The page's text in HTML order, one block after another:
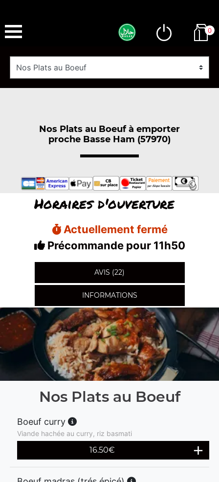
0
Nos Plats au Boeuf à emporter
proche Basse Ham (57970)
Horaires d'ouverture
Actuellement fermé
Précommande pour 11h50
AVIS (22)
INFORMATIONS
Nos Plats au Boeuf
Boeuf curry
Viande hachée au curry, riz basmati
16.50€